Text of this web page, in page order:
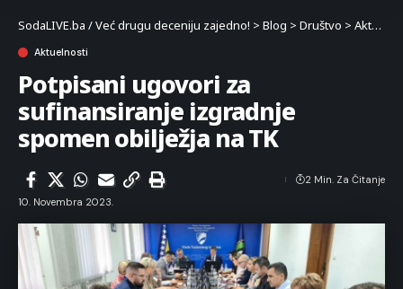
SodaLIVE.ba / Već drugu deceniju zajedno! > Blog > Društvo > Aktuelnosti
Aktuelnosti
Potpisani ugovori za
sufinansiranje izgradnje
spomen obilježja na TK
10. Novembra 2023.
2 Min. Za Čitanje